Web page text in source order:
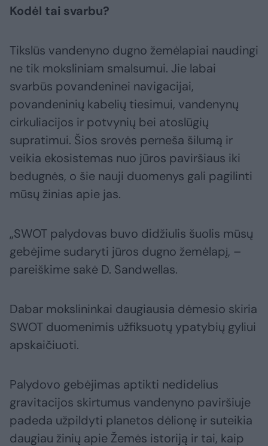
Kodėl tai svarbu?
Tikslūs vandenyno dugno žemėlapiai naudingi
ne tik moksliniam smalsumui. Jie labai
svarbūs povandeninei navigacijai,
povandeninių kabelių tiesimui, vandenynų
cirkuliacijos ir potvynių bei atoslūgių
supratimui. Šios srovės perneša šilumą ir
veikia ekosistemas nuo jūros paviršiaus iki
bedugnės, o šie nauji duomenys gali pagilinti
mūsų žinias apie jas.
„SWOT palydovas buvo didžiulis šuolis mūsų
gebėjime sudaryti jūros dugno žemėlapį, –
pareiškime sakė D. Sandwellas.
Dabar mokslininkai daugiausia dėmesio skiria
SWOT duomenimis užfiksuotų ypatybių gyliui
apskaičiuoti.
Palydovo gebėjimas aptikti nedidelius
gravitacijos skirtumus vandenyno paviršiuje
padeda užpildyti planetos dėlionę ir suteikia
daugiau žinių apie Žemės istoriją ir tai, kaip